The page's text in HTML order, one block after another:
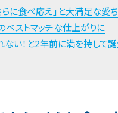
らに食べ応え」と大満足な愛
ベストマッチな仕上がりに
い！と2年前に満を持して